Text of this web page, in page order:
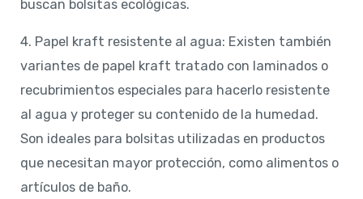
buscan bolsitas ecológicas.
4. Papel kraft resistente al agua: Existen también
variantes de papel kraft tratado con laminados o
recubrimientos especiales para hacerlo resistente
al agua y proteger su contenido de la humedad.
Son ideales para bolsitas utilizadas en productos
que necesitan mayor protección, como alimentos o
artículos de baño.